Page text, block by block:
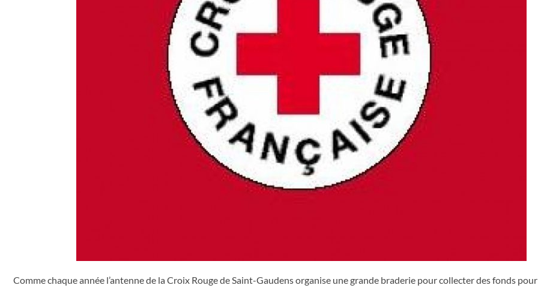
Comme chaque année l’antenne de la Croix Rouge de Saint-Gaudens organise une grande braderie pour collecter des fonds pour